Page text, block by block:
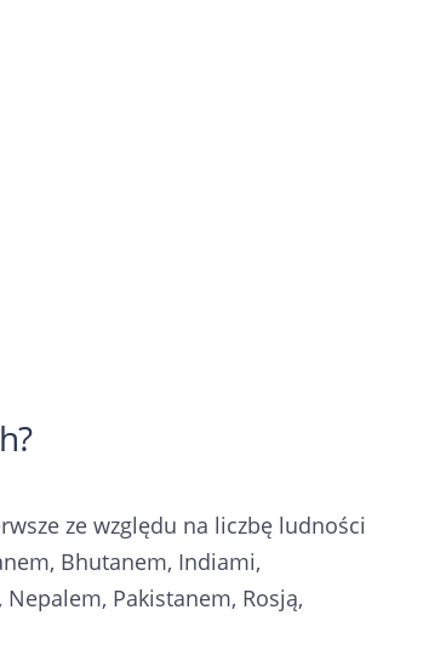
ze względu na liczbę ludności
Bhutanem, Indiami,
Pakistanem, Rosją,